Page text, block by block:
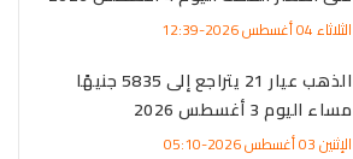
الثلاثاء 04 أغسطس 2026-12:39
الذهب عيار 21 يتراجع إلى 5835 جنيهًا
مساء اليوم 3 أغسطس 2026
الإثنين 03 أغسطس 2026-05:10